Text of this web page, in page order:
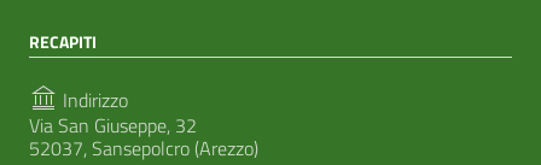
RECAPITI
Indirizzo
Via San Giuseppe, 32
52037, Sansepolcro (Arezzo)